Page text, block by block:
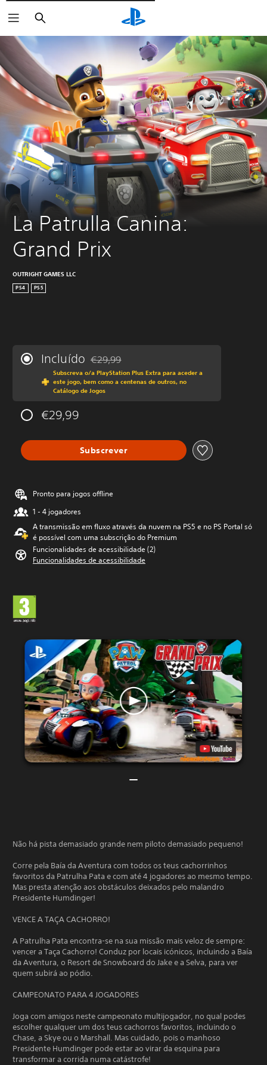
Pesquisar
La Patrulla Canina:
Grand Prix
OUTRIGHT GAMES LLC
PS4 PS5
Incluído Com desconto em relação ao preço original
€29,99
Subscreva o/a PlayStation Plus Extra para aceder a
este jogo, bem como a centenas de outros, no
Catálogo de Jogos
€29,99
Subscrever
Pronto para jogos offline
1 - 4 jogadores
A transmissão em fluxo através da nuvem na PS5 e no PS Portal só
é possível com uma subscrição do Premium
Funcionalidades de acessibilidade (2)
Funcionalidades de acessibilidade
Não há pista demasiado grande nem piloto demasiado pequeno!
Corre pela Baía da Aventura com todos os teus cachorrinhos
favoritos da Patrulha Pata e com até 4 jogadores ao mesmo tempo.
Mas presta atenção aos obstáculos deixados pelo malandro
Presidente Humdinger!
VENCE A TAÇA CACHORRO!
A Patrulha Pata encontra-se na sua missão mais veloz de sempre:
vencer a Taça Cachorro! Conduz por locais icónicos, incluindo a Baía
da Aventura, o Resort de Snowboard do Jake e a Selva, para ver
quem subirá ao pódio.
CAMPEONATO PARA 4 JOGADORES
Joga com amigos neste campeonato multijogador, no qual podes
escolher qualquer um dos teus cachorros favoritos, incluindo o
Chase, a Skye ou o Marshall. Mas cuidado, pois o manhoso
Presidente Humdinger pode estar ao virar da esquina para
transformar a corrida numa catástrofe!